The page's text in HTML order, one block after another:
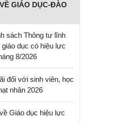
GIÁO DỤC-ĐÀO
sách Thông tư lĩnh
dục có hiệu lực
8/2026
đối với sinh viên, học
nhân 2026
Giáo dục hiệu lực